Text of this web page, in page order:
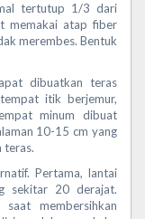
tertutup 1/3 dari
memakai atap fiber
merembes. Bentuk
dibuatkan teras
itik berjemur,
minum dibuat
10-15 cm yang
teras.
Pertama, lantai
sekitar 20 derajat.
membersihkan